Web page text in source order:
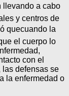
llevando a cabo
y centros de
quecuando la
el cuerpo lo
con el
las defensas se
la enfermedad o